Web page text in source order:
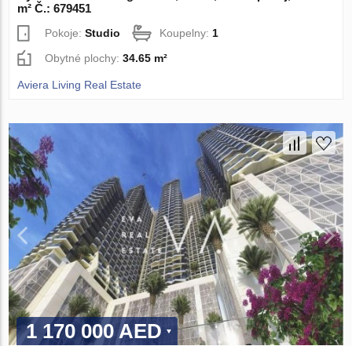
m² Č.: 679451
Pokoje:Studio Koupelny: 1
Obytné plochy:34.65 m²
Aviera Living Real Estate
1 170 000 AED